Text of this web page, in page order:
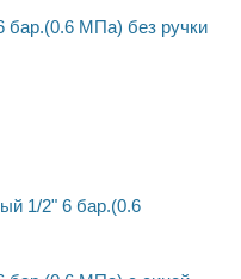
бар.(0.6 МПа) без ручки